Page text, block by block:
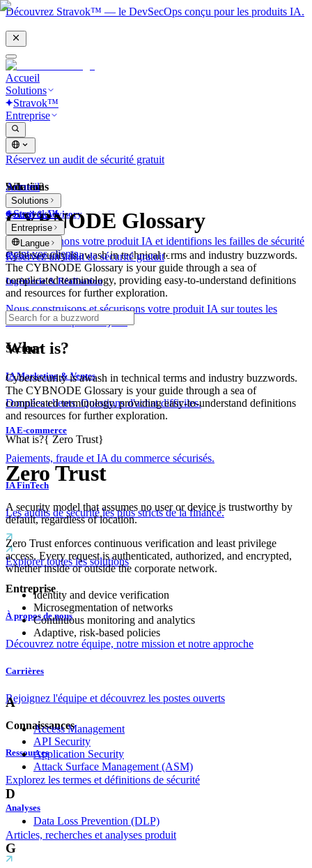
Découvrez Stravok™ — le DevSecOps conçu pour les produits IA.
Accueil
Solutions
Stravok™
Entreprise
Réservez un audit de sécurité gratuit
Solutions
Conseil & Advisory
Nous examinons votre produit IA et identifions les failles de sécurité
avant vos clients.
Ingénierie & Réalisation
Nous construisons et sécurisons votre produit IA sur toutes les
couches dès le premier jour.
Secteur
IA Marketing & Ventes
Données clients. Questions d'achat difficiles.
IA E-commerce
Paiements, fraude et IA du commerce sécurisés.
IA FinTech
Les audits de sécurité les plus stricts de la finance.
Explorer toutes les solutions
Entreprise
À propos de nous
Découvrez notre équipe, notre mission et notre approche
Carrières
Rejoignez l'équipe et découvrez les postes ouverts
Connaissances
Ressources
Explorez les termes et définitions de sécurité
Analyses
Articles, recherches et analyses produit
Accueil
Solutions
Stravok™
Entreprise
Langue
Réservez un audit de sécurité gratuit
What is?
CYBNODE Glossary
Cybersecurity is awash in technical terms and industry buzzwords.
The CYBNODE Glossary is your guide through a sea of
complicated terminology, providing easy-to-understand definitions
and resources for further exploration.
What is?
Cybersecurity is awash in technical terms and industry buzzwords.
The CYBNODE Glossary is your guide through a sea of
complicated terminology, providing easy-to-understand definitions
and resources for further exploration.
What is?{ Zero Trust}
Zero Trust
A security model that assumes no user or device is trustworthy by
default, regardless of location.
Zero Trust enforces continuous verification and least privilege
access. Every request is authenticated, authorized, and encrypted,
whether inside or outside the corporate network.
Identity and device verification
Microsegmentation of networks
Continuous monitoring and analytics
Adaptive, risk-based policies
A
Access Management
API Security
Application Security
Attack Surface Management (ASM)
D
Data Loss Prevention (DLP)
G